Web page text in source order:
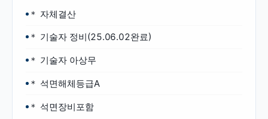
＊ 자체결산
＊ 기술자 정비(25.06.02완료)
＊ 기술자 아상무
＊ 석면해체등급A
＊ 석면장비포함